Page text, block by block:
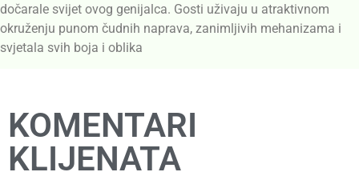
dočarale svijet ovog genijalca. Gosti uživaju u atraktivnom
okruženju punom čudnih naprava, zanimljivih mehanizama i
svjetala svih boja i oblika
KOMENTARI
KLIJENATA